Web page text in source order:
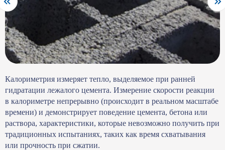
Калориметрия измеряет тепло, выделяемое при ранней
гидратации лежалого цемента. Измерение скорости реакции
в калориметре непрерывно (происходит в реальном масштабе
времени) и демонстрирует поведение цемента, бетона или
раствора, характеристики, которые невозможно получить при
традиционных испытаниях, таких как время схватывания
или прочность при сжатии.